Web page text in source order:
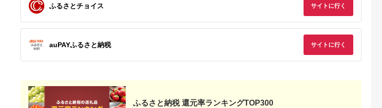
ふるさとチョイス サイトに行く
auPAYふるさと納税 サイトに行く
ふるさと納税 還元率ランキングTOP300